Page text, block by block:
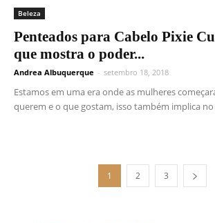
Beleza
Penteados para Cabelo Pixie
que mostra o poder...
Andrea Albuquerque - setembro 18, 2018
Estamos em uma era onde as mulheres
querem e o que gostam, isso também implica
1 2 3